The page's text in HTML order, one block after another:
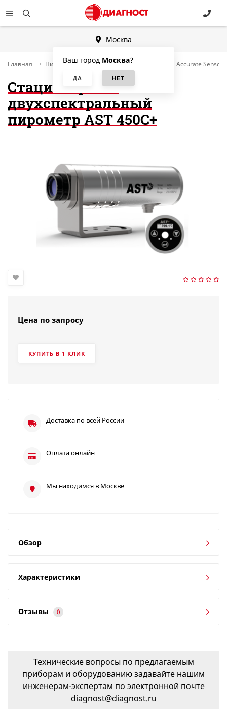
Москва
Ваш город Москва?
Главная Пирометры научные и промышленные Accurate
Стационарный
двухспектральный
пирометр AST 450C+
Цена по запросу
КУПИТЬ В 1 КЛИК
Доставка по всей России
Оплата онлайн
Мы находимся в Москве
Обзор
Характеристики
Отзывы 0
Технические вопросы по предлагаемым
приборам и оборудованию задавайте нашим
инженерам-экспертам по электронной почте
diagnost@diagnost.ru